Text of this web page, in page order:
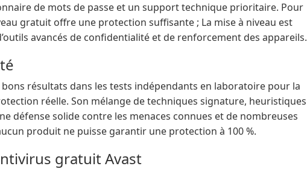
de mots de passe et un support technique prioritaire. Pour
gratuit offre une protection suffisante ; La mise à niveau est
avancés de confidentialité et de renforcement des appareils.
résultats dans les tests indépendants en laboratoire pour la
réelle. Son mélange de techniques signature, heuristiques
défense solide contre les menaces connues et de nombreuses
produit ne puisse garantir une protection à 100 %.
gratuit Avast